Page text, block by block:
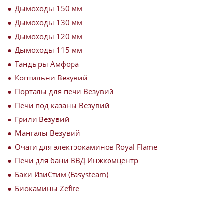
Дымоходы 150 мм
Дымоходы 130 мм
Дымоходы 120 мм
Дымоходы 115 мм
Тандыры Амфора
Коптильни Везувий
Порталы для печи Везувий
Печи под казаны Везувий
Грили Везувий
Мангалы Везувий
Очаги для электрокаминов Royal Flame
Печи для бани ВВД Инжкомцентр
Баки ИзиСтим (Easysteam)
Биокамины Zefire